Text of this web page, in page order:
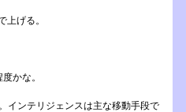
げる。
かな。
インテリジェンスは­主な移動手段で